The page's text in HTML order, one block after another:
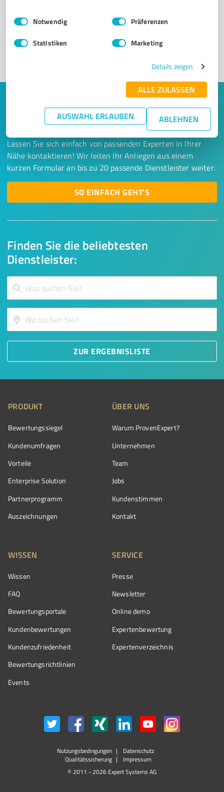
Impressum Datenschutzbestimmungen
Einwilligungsauswahl
Notwendig Präferenzen
Statistiken Marketing
Details zeigen
ALLE ZULASSEN
AUSWAHL ERLAUBEN ABLEHNEN
Kunden empfohlener ProvenExpert!
Finden Sie die beliebtesten
Dienstleister:
ZUR ERGEBNISLISTE
Keine Zeit für lange Recherchen und E-
Mails? Jetzt Angebote empfangen!
Lassen Sie sich einfach von passenden Experten in Ihrer
Nähe kontaktieren! Wir leiten Ihr Anliegen aus einem
kurzen Formular an bis zu 20 passende Dienstleister weiter.
SO EINFACH GEHT'S
PRODUKT
Bewertungssiegel
Kundenumfragen
Vorteile
Enterprise Solution
Partnerprogramm
Auszeichnungen
ÜBER UNS
Warum ProvenExpert?
Unternehmen
Team
Jobs
Kundenstimmen
Kontakt
WISSEN
Wissen
FAQ
Bewertungsportale
Kundenbewertungen
Kundenzufriedenheit
Bewertungs­richtlinien
Events
SERVICE
Presse
Newsletter
Online demo
Expertenbewertung
Expertenverzeichnis
Nutzungsbedingungen
Datenschutz
Qualitätssicherung
Impressum
© 2011 - 2026 Expert Systems AG